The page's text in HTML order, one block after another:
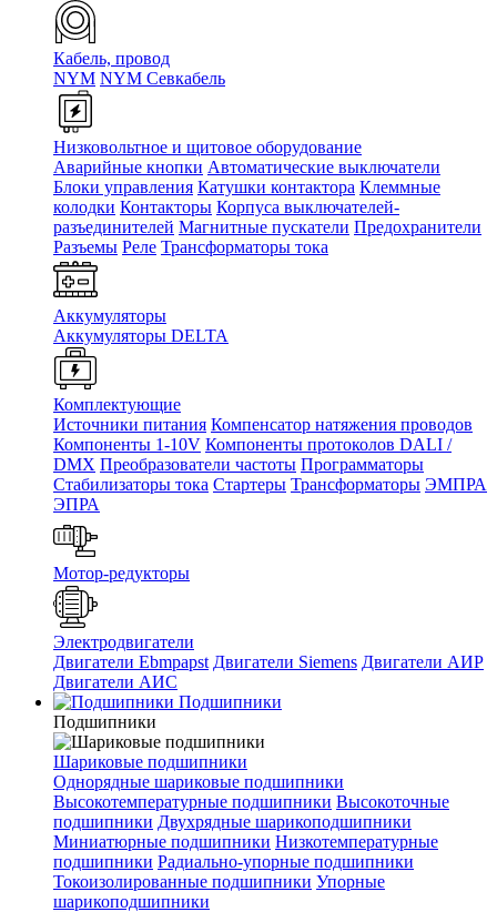
Кабель, провод
NYM NYM Севкабель
Низковольтное и щитовое оборудование
Аварийные кнопки Автоматические выключатели
Блоки управления Катушки контактора Клеммные
колодки Контакторы Корпуса выключателей-
разъединителей Магнитные пускатели Предохранители
Разъемы Реле Трансформаторы тока
Аккумуляторы
Аккумуляторы DELTA
Комплектующие
Источники питания Компенсатор натяжения проводов
Компоненты 1-10V Компоненты протоколов DALI /
DMX Преобразователи частоты Программаторы
Стабилизаторы тока Стартеры Трансформаторы ЭМПРА
ЭПРА
Мотор-редукторы
Электродвигатели
Двигатели Ebmpapst Двигатели Siemens Двигатели АИР
Двигатели АИС
Подшипники
Подшипники
Шариковые подшипники
Однорядные шариковые подшипники
Высокотемпературные подшипники Высокоточные
подшипники Двухрядные шарикоподшипники
Миниатюрные подшипники Низкотемпературные
подшипники Радиально-упорные подшипники
Токоизолированные подшипники Упорные
шарикоподшипники